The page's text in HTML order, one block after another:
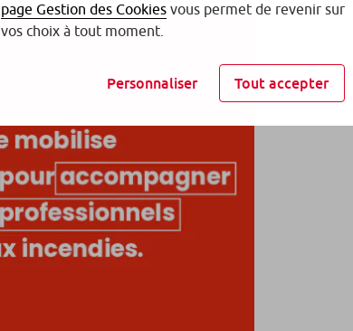
page Gestion des Cookies vous permet de revenir sur
vos choix à tout moment.
Personnaliser Tout accepter